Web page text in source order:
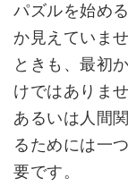
パズルを始め
か見えていま
ときも、最初
けではありま
あるいは人間
るためには一
要です。